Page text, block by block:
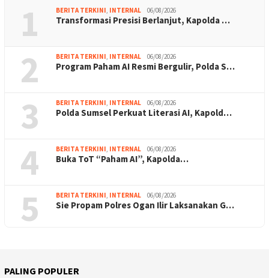
1 BERITA TERKINI, INTERNAL 06/08/2026
Transformasi Presisi Berlanjut, Kapolda …
2 BERITA TERKINI, INTERNAL 06/08/2026
Program Paham AI Resmi Bergulir, Polda S…
3 BERITA TERKINI, INTERNAL 06/08/2026
Polda Sumsel Perkuat Literasi AI, Kapold…
4 BERITA TERKINI, INTERNAL 06/08/2026
Buka ToT “Paham AI”, Kapolda…
5 BERITA TERKINI, INTERNAL 06/08/2026
Sie Propam Polres Ogan Ilir Laksanakan G…
PALING POPULER